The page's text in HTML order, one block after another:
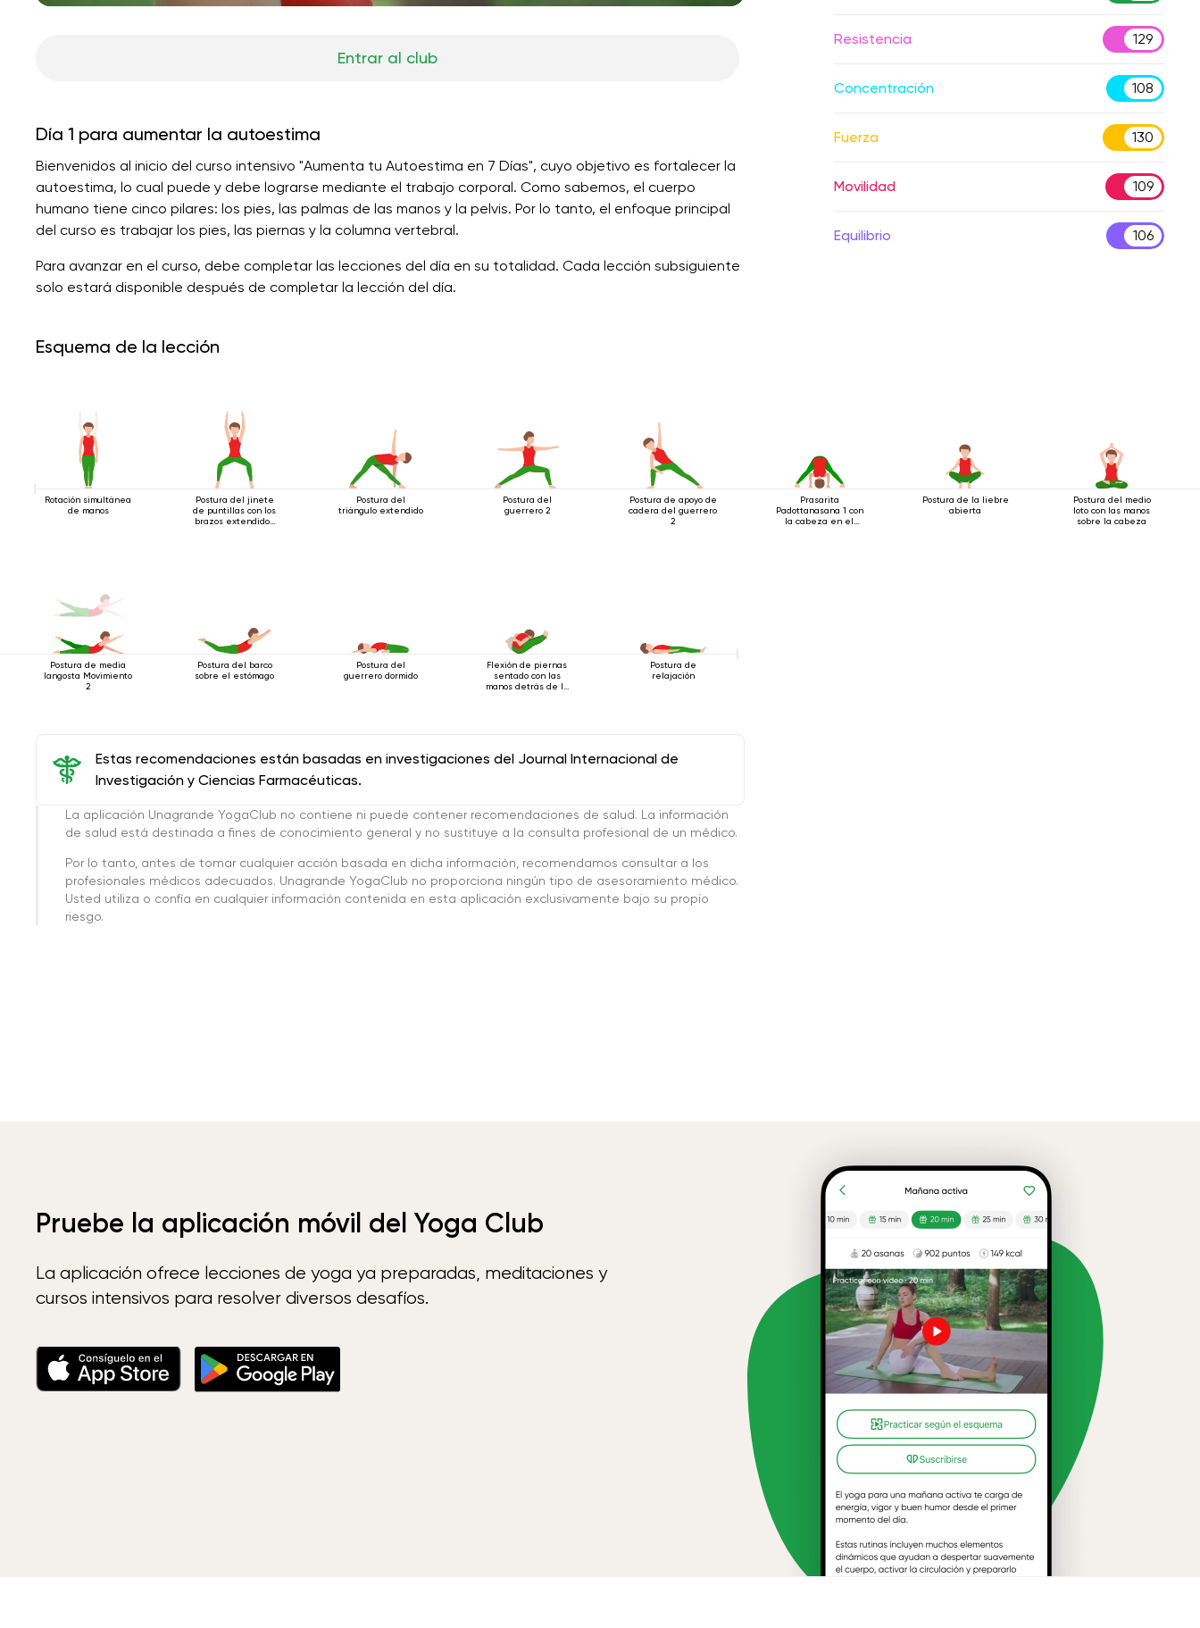
Entrar al club
Día 1 para aumentar la autoestima
Bienvenidos al inicio del curso intensivo "Aumenta tu Autoestima en 7 Días", cuyo objetivo es fortalecer la
autoestima, lo cual puede y debe lograrse mediante el trabajo corporal. Como sabemos, el cuerpo
humano tiene cinco pilares: los pies, las palmas de las manos y la pelvis. Por lo tanto, el enfoque principal
del curso es trabajar los pies, las piernas y la columna vertebral.
Para avanzar en el curso, debe completar las lecciones del día en su totalidad. Cada lección subsiguiente
solo estará disponible después de completar la lección del día.
Resistencia 129
Concentración 108
Fuerza 130
Movilidad 109
Equilibrio 106
Esquema de la lección
Rotación simultánea
de manos
Postura del jinete
de puntillas con los
brazos extendidos
Postura del
triángulo extendido
Postura del
guerrero 2
Postura de apoyo de
cadera del guerrero
2
Prasarita
Padottanasana 1 con
la cabeza en el
Postura de la liebre
abierta
Postura del medio
loto con las manos
sobre la cabeza
Postura de media
langosta Movimiento
2
Postura del barco
sobre el estómago
Postura del
guerrero dormido
Flexión de piernas
sentado con las
manos detrás de la
Postura de
relajación
Estas recomendaciones están basadas en investigaciones del Journal Internacional de
Investigación y Ciencias Farmacéuticas.
La aplicación Unagrande YogaClub no contiene ni puede contener recomendaciones de salud. La información
de salud está destinada a fines de conocimiento general y no sustituye a la consulta profesional de un médico.
Por lo tanto, antes de tomar cualquier acción basada en dicha información, recomendamos consultar a los
profesionales médicos adecuados. Unagrande YogaClub no proporciona ningún tipo de asesoramiento médico.
Usted utiliza o confía en cualquier información contenida en esta aplicación exclusivamente bajo su propio
riesgo.
Pruebe la aplicación móvil del Yoga Club
La aplicación ofrece lecciones de yoga ya preparadas, meditaciones y
cursos intensivos para resolver diversos desafíos.